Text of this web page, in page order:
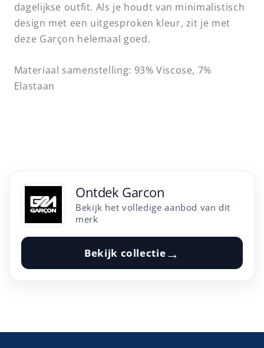
dagelijkse outfit. Als je houdt van minimalistisch
design met een uitgesproken kleur, zit je met
deze Garçon helemaal goed.
Materiaal samenstelling: 93% Viscose, 7%
Elastaan
Ontdek Garcon
Bekijk het volledige aanbod van dit
merk
Bekijk collectie→